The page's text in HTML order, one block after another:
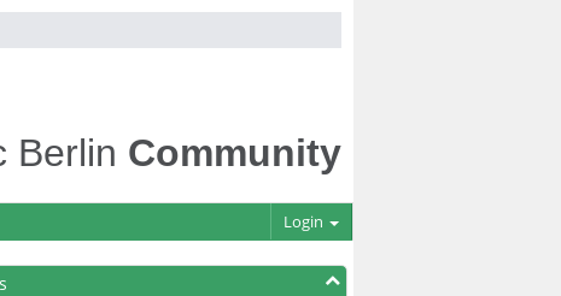
Berlin Community
Login